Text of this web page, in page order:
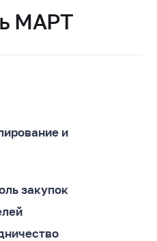
МАРТ
и
закупок